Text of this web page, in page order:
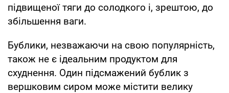
підвищеної тяги до солодкого і, зрештою, до
збільшення ваги.
Бублики, незважаючи на свою популярність,
також не є ідеальним продуктом для
схуднення. Один підсмажений бублик з
вершковим сиром може містити велику